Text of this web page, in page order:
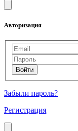
Авторизация
Забыли пароль?
Регистрация